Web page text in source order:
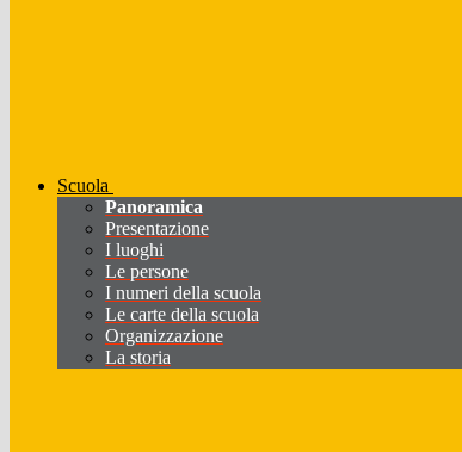
Scuola
Panoramica
Presentazione
I luoghi
Le persone
I numeri della scuola
Le carte della scuola
Organizzazione
La storia